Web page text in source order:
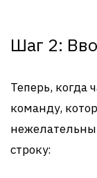
Шаг 2:
Теперь, когда
команду,
строку: